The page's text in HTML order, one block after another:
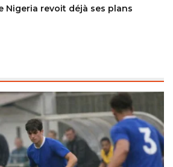
les Champions d’Europe pour
Bakambu (Tirage au sort)
11:14